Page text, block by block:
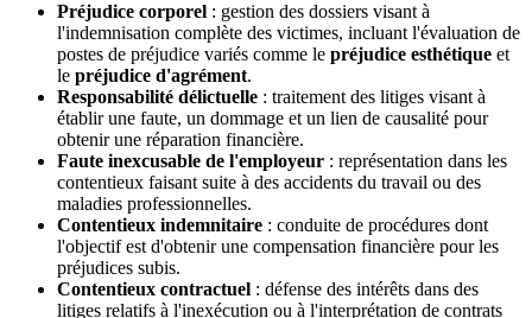
Préjudice corporel : gestion des dossiers visant à
l'indemnisation complète des victimes, incluant l'évaluation de
postes de préjudice variés comme le préjudice esthétique et
le préjudice d'agrément.
Responsabilité délictuelle : traitement des litiges visant à
établir une faute, un dommage et un lien de causalité pour
obtenir une réparation financière.
Faute inexcusable de l'employeur : représentation dans les
contentieux faisant suite à des accidents du travail ou des
maladies professionnelles.
Contentieux indemnitaire : conduite de procédures dont
l'objectif est d'obtenir une compensation financière pour les
préjudices subis.
Contentieux contractuel : défense des intérêts dans des
litiges relatifs à l'inexécution ou à l'interprétation de contrats